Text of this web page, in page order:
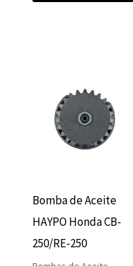
Bomba de Aceite
HAYPO Honda CB-
250/RE-250